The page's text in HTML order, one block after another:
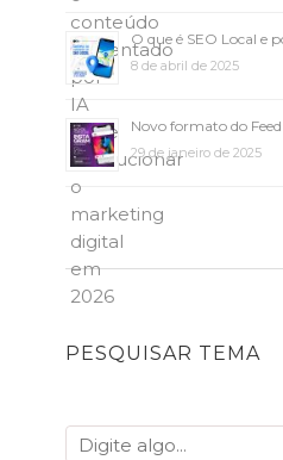
O que é SEO Local e
8 de abril de 2025
Novo formato do
29 de janeiro de 2025
PESQUISAR TEMA